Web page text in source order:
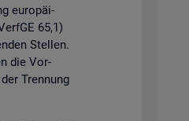
eu­ro­päi­
65,1)
Stel­len.
die Vor­
Tren­nung